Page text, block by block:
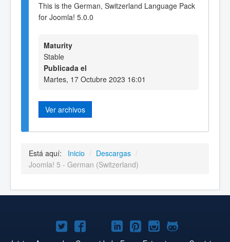
This is the German, Switzerland Language Pack
for Joomla! 5.0.0
Maturity
Stable
Publicada el
Martes, 17 Octubre 2023 16:01
Ver archivos
Está aquí: Inicio / Descargas /
Joomla! 5 - German (Switzerland)
Joomla!Joomla!Joomla!
Joomla!Joomla!
Joomla!Joomla!